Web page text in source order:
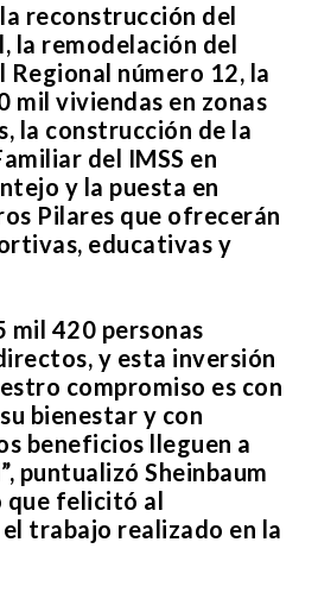
reconstrucción del
la remodelación del
Regional número 12, la
mil viviendas en zonas
la construcción de la
del IMSS en
y la puesta en
Pilares que ofrecerán
educativas y
mil 420 personas
y esta inversión
compromiso es con
bienestar y con
beneficios lleguen a
puntualizó Sheinbaum
que felicitó al
trabajo realizado en la